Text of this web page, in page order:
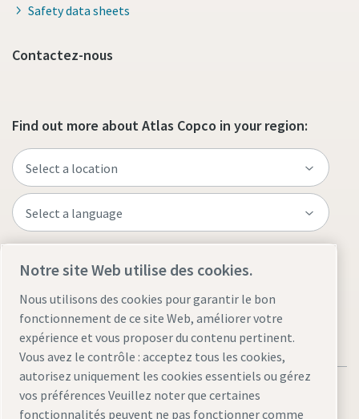
Safety data sheets
Contactez-nous
Find out more about Atlas Copco in your region:
Visit the site
Notre site Web utilise des cookies.
Nous utilisons des cookies pour garantir le bon
fonctionnement de ce site Web, améliorer votre
expérience et vous proposer du contenu pertinent.
Vous avez le contrôle : acceptez tous les cookies,
autorisez uniquement les cookies essentiels ou gérez
vos préférences Veuillez noter que certaines
fonctionnalités peuvent ne pas fonctionner comme